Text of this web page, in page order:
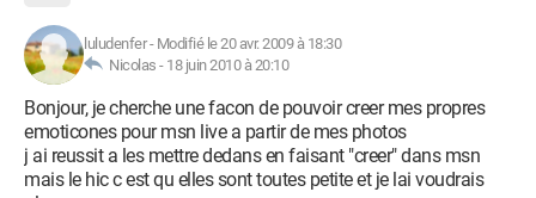
luludenfer- Modifié le 20 avr. 2009 à 18:30
Nicolas - 18 juin 2010 à 20:10
Bonjour, je cherche une facon de pouvoir creer mes propres
emoticones pour msn live a partir de mes photos
j ai reussit a les mettre dedans en faisant "creer" dans msn
mais le hic c est qu elles sont toutes petite et je lai voudrais